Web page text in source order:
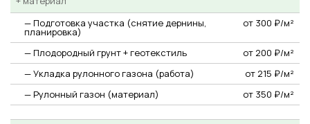
— Подготовка участка (снятие дернины,
планировка)
от 300 ₽/м²
— Плодородный грунт + геотекстиль
от 200 ₽/м²
— Укладка рулонного газона (работа)
от 215 ₽/м²
— Рулонный газон (материал)
от 350 ₽/м²